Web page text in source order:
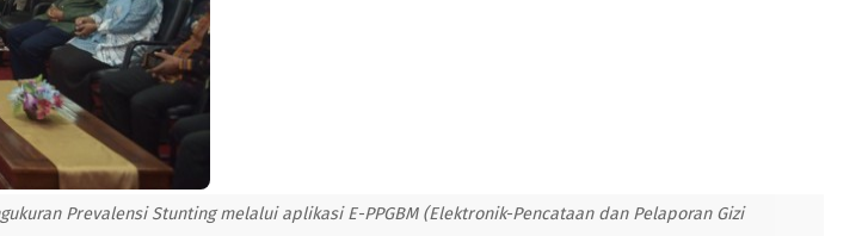
Prevalensi Stunting melalui aplikasi E-PPGBM (Elektronik-Pencataan dan Pelaporan Gizi